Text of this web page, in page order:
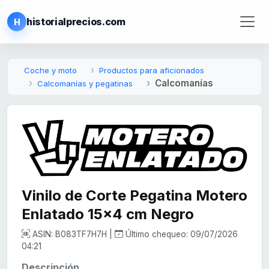
H historialprecios.com
Coche y moto
Productos para aficionados
Calcomanías y pegatinas
Calcomanías
Vinilo de Corte Pegatina Motero
Enlatado 15x4 cm Negro
ASIN: B083TF7H7H |
Último chequeo: 09/07/2026
04:21